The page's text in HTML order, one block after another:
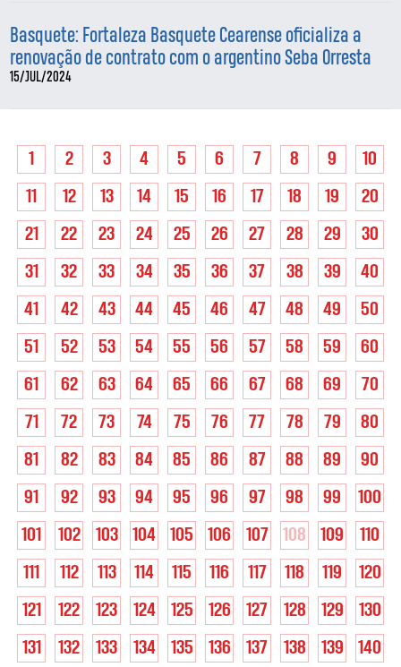
Basquete: Fortaleza Basquete Cearense oficializa a
renovação de contrato com o argentino Seba Orresta
15/JUL/2024
1 2 3 4 5 6 7 8 9
10
11
12 13 14 15 16 17 18 19
20
21
22 23 24 25 26 27 28 29
30
31
32 33 34 35 36 37 38 39
40
41
42 43 44 45 46 47 48 49
50
51
52 53 54 55 56 57 58 59
60
61
62 63 64 65 66 67 68 69
70
71
72 73 74 75 76 77 78 79
80
81
82 83 84 85 86 87 88 89
90
91
92 93 94 95 96 97 98 99
100
101
102 103 104 105 106 107 108 109
110
111
112 113 114 115 116 117 118 119
120
121
122 123 124 125 126 127 128 129
130
131
132 133 134 135 136 137 138 139
140